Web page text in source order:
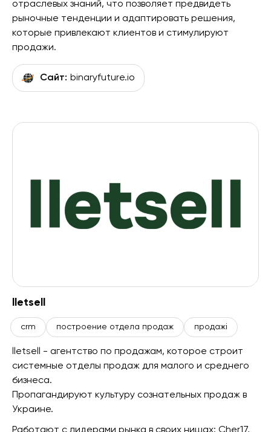
отраслевых знаний, что позволяет предвидеть
рыночные тенденции и адаптировать решения,
которые привлекают клиентов и стимулируют
продажи.
Сайт: binaryfuture.io
lletsell
crm построение отдела продаж продажі
lletsell - агентство по продажам, которое строит
системные отделы продаж для малого и среднего
бизнеса.
Пропагандируют культуру сознательных продаж в
Украине.
Работают с лидерами рынка в своих нишах: Cher17,